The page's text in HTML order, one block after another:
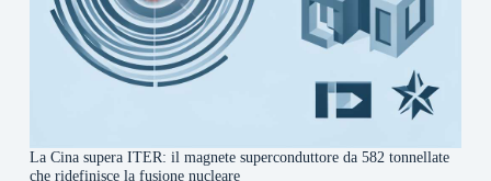
La Cina supera ITER: il magnete superconduttore da 582 tonnellate
che ridefinisce la fusione nucleare